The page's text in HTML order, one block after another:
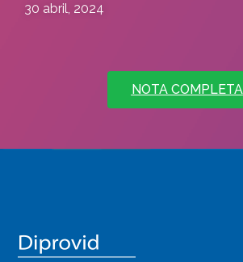
30 abril, 2024
NOTA COMPLETA